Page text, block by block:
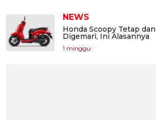
NEWS
Honda Scoopy Tetap
Digemari, Ini Alasannya
1 minggu